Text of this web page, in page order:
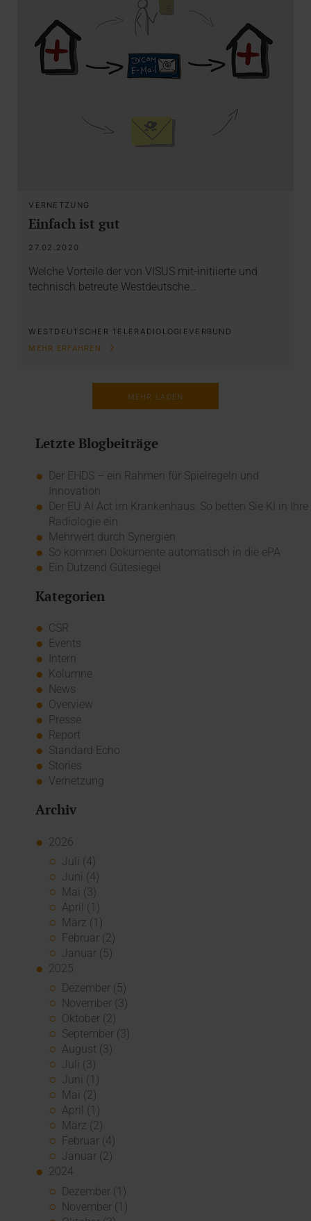
VERNETZUNG
Einfach ist gut
27.02.2020
Welche Vorteile der von VISUS mit-initiierte und
technisch betreute Westdeutsche…
WESTDEUTSCHER TELERADIOLOGIEVERBUND
MEHR ERFAHREN
MEHR LADEN
Letzte Blogbeiträge
Der EHDS – ein Rahmen für Spielregeln und
Innovation
Der EU AI Act im Krankenhaus: So betten Sie KI in Ihre
Radiologie ein
Mehrwert durch Synergien
So kommen Dokumente automatisch in die ePA
Ein Dutzend Gütesiegel
Kategorien
CSR
Events
Intern
Kolumne
News
Overview
Presse
Report
Standard Echo
Stories
Vernetzung
Archiv
2026
Juli (4)
Juni (4)
Mai (3)
April (1)
März (1)
Februar (2)
Januar (5)
2025
Dezember (5)
November (3)
Oktober (2)
September (3)
August (3)
Juli (3)
Juni (1)
Mai (2)
April (1)
März (2)
Februar (4)
Januar (2)
2024
Dezember (1)
November (1)